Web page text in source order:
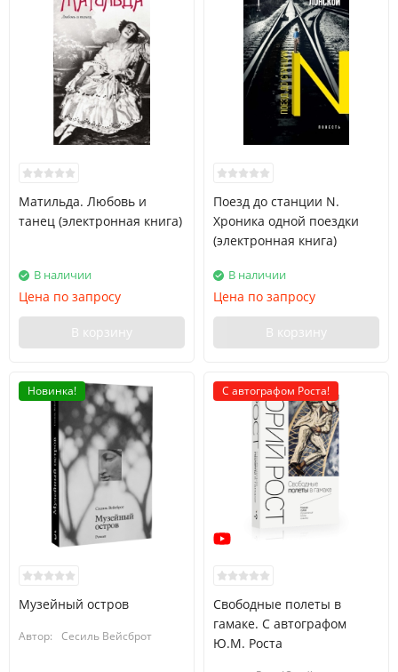
Матильда. Любовь и
танец (электронная книга)
В наличии
Цена по запросу
В корзину
Поезд до станции N.
Хроника одной поездки
(электронная книга)
В наличии
Цена по запросу
В корзину
Новинка!
Музейный остров
Автор: Сесиль Вейсброт
С автографом Роста!
Свободные полеты в
гамаке. С автографом
Ю.М. Роста